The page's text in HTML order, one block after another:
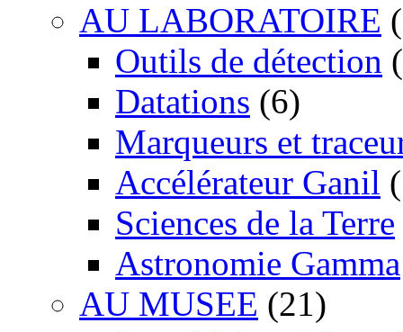
AU LABORATOIRE
Outils de détection
Datations (6)
Marqueurs et
Accélérateur Ganil
Sciences de la Terre
Astronomie Gamma
AU MUSEE (21)